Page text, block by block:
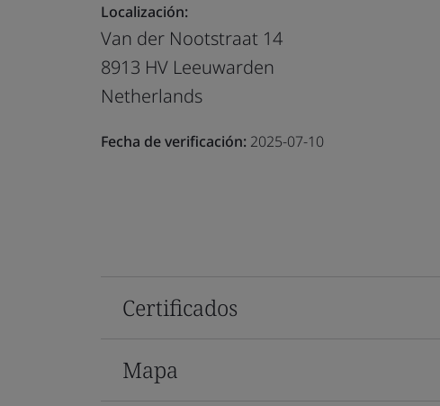
Localización:
Van der Nootstraat 14
8913 HV Leeuwarden
Netherlands
Fecha de verificación: 2025-07-10
Certificados
Mapa